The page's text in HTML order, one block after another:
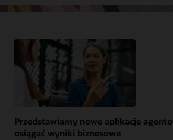
Przedstawiamy nowe aplikacje
osiągać wyniki biznesowe